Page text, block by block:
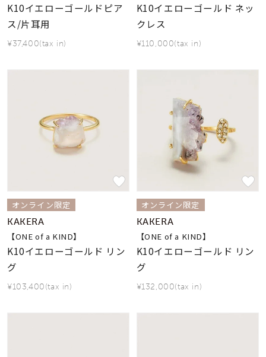
K10イエローゴールドピア
ス/片耳用
¥37,400(tax in)
K10イエローゴールド ネッ
クレス
¥110,000(tax in)
オンライン限定
KAKERA
【ONE of a KIND】
K10イエローゴールド リン
グ
¥103,400(tax in)
オンライン限定
KAKERA
【ONE of a KIND】
K10イエローゴールド リン
グ
¥132,000(tax in)